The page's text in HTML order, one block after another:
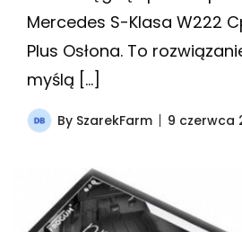
Mercedes S-Klasa W222
Plus Osłona. To
myślą […]
By SzarekFarm 9 czerwca